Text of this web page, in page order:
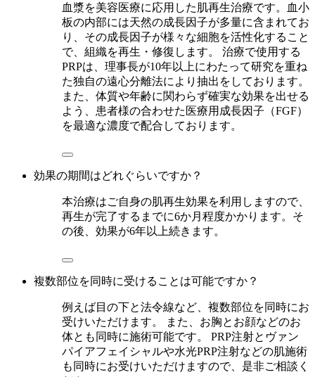
血漿を美容医療に応用した肌再生治療です。血小
板の内部には天然の成長因子が多量に含まれてお
り、その成長因子が様々な細胞を活性化すること
で、組織を再生・修復します。 治療で使用する
PRPは、理事長が10年以上にわたって研究を重ね
た独自の遠心分離法により抽出をしております。
また、体質や年齢に関わらず確実な効果を出せる
よう、患者様の合わせた医療用成長因子（FGF）
を最適な濃度で配合しております。
効果の期間はどれぐらいですか？
本治療はご自身の肌再生効果を利用しますので、
再生が完了するまでに6か月程度かかります。そ
の後、効果が6年以上続きます。
複数部位を同時に受けることは可能ですか？
例えば目の下と法令線など、複数部位を同時にお
受けいただけます。 また、お胸とお顔などのお
体とも同時に施術可能です。 PRP注射とヴァン
パイアフェイシャルや水光PRP注射などの肌施術
も同時にお受けいただけますので、是非ご相談く